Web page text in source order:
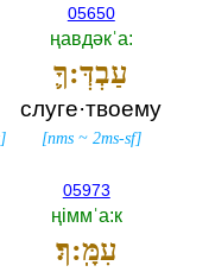
05650
ңавдәкˈа:‎
עַבְדְּ:ךָ֛
слуге·твоему
[nms~ 2ms-sf]
]
05973
ңiммˈа:к
עִמָּֽ:ךְ׃